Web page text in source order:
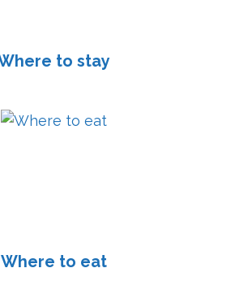
to stay
Where to eat